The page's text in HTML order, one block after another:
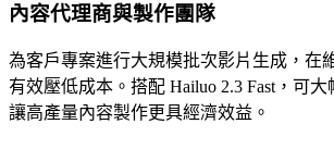
內容代理商與製作團隊
為客戶專案進行大規模批次影片生成，在
有效壓低成本。搭配 Hailuo 2.3 Fast，可大
讓高產量內容製作更具經濟效益。